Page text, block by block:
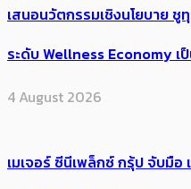
เสนอนวัตกรรมเชิงนโยบาย
ระดับ Wellness Economy เ
4 August 2026
เมเจอร์ ซีนีเพล็กซ์ กรุ้ป จับมือ